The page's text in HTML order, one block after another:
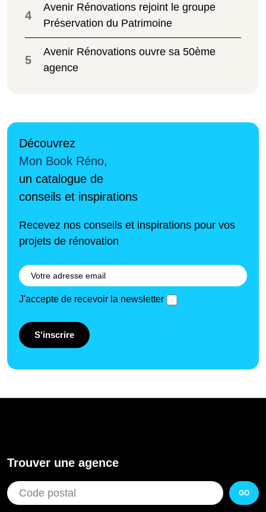
4
Avenir Rénovations rejoint le groupe
Préservation du Patrimoine
5
Avenir Rénovations ouvre sa 50ème
agence
Découvrez
Mon Book Réno,
un catalogue de
conseils et inspirations
Recevez nos conseils et inspirations pour vos
projets de rénovation
J'accepte de recevoir la newsletter
S'inscrire
Trouver une agence
GO